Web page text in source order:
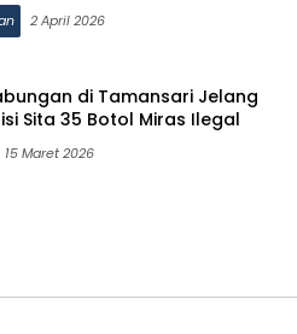
2 April 2026
di Tamansari Jelang
Sita 35 Botol Miras Ilegal
15 Maret 2026